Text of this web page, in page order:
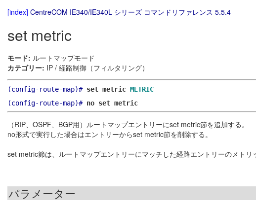
[index] CentreCOM IE340/IE340L シリーズ コマンドリファレンス 5.5.4
set metric
モード: ルートマップモード
カテゴリー: IP / 経路制御（フィルタリング）
(config-route-map)# set metric METRIC
(config-route-map)# no set metric
（RIP、OSPF、BGP用）ルートマップエントリーにset metric節を追加する。
no形式で実行した場合はエントリーからset metric節を削除する。
set metric節は、ルートマップエントリーにマッチした経路エントリーのメト
パラメーター